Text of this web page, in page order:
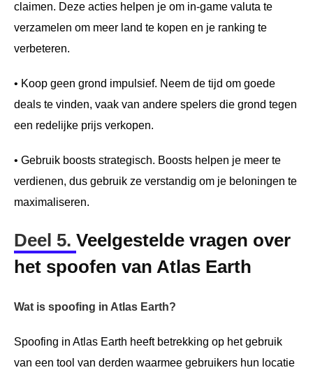
claimen. Deze acties helpen je om in-game valuta te
verzamelen om meer land te kopen en je ranking te
verbeteren.
• Koop geen grond impulsief. Neem de tijd om goede
deals te vinden, vaak van andere spelers die grond tegen
een redelijke prijs verkopen.
• Gebruik boosts strategisch. Boosts helpen je meer te
verdienen, dus gebruik ze verstandig om je beloningen te
maximaliseren.
Deel 5. Veelgestelde vragen over
het spoofen van Atlas Earth
Wat is spoofing in Atlas Earth?
Spoofing in Atlas Earth heeft betrekking op het gebruik
van een tool van derden waarmee gebruikers hun locatie